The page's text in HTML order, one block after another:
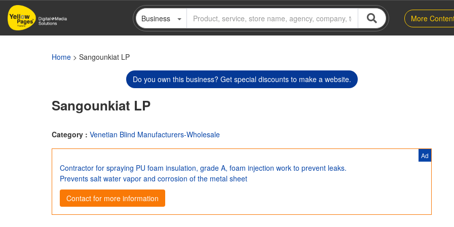
Skip
main
Business More
Home > Sangounkiat LP
Do you own this business? Get special discounts to make a website.
Sangounkiat LP
Category : Venetian Blind Manufacturers-Wholesale
Ad
Contractor for spraying PU foam insulation, grade A, foam injection work to prevent leaks.
Prevents salt water vapor and corrosion of the metal sheet
Contact for more information